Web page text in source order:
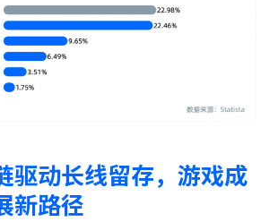
驱动长线留存，游戏成
新路径